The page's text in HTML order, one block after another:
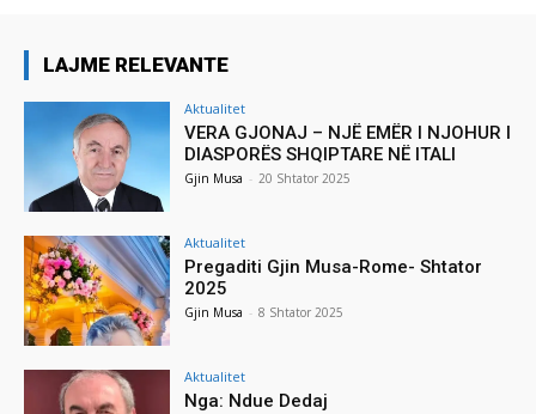
LAJME RELEVANTE
Aktualitet
VERA GJONAJ – NJË EMËR I NJOHUR I
DIASPORËS SHQIPTARE NË ITALI
Gjin Musa - 20 Shtator 2025
Aktualitet
Pregaditi Gjin Musa-Rome- Shtator
2025
Gjin Musa - 8 Shtator 2025
Aktualitet
Nga: Ndue Dedaj